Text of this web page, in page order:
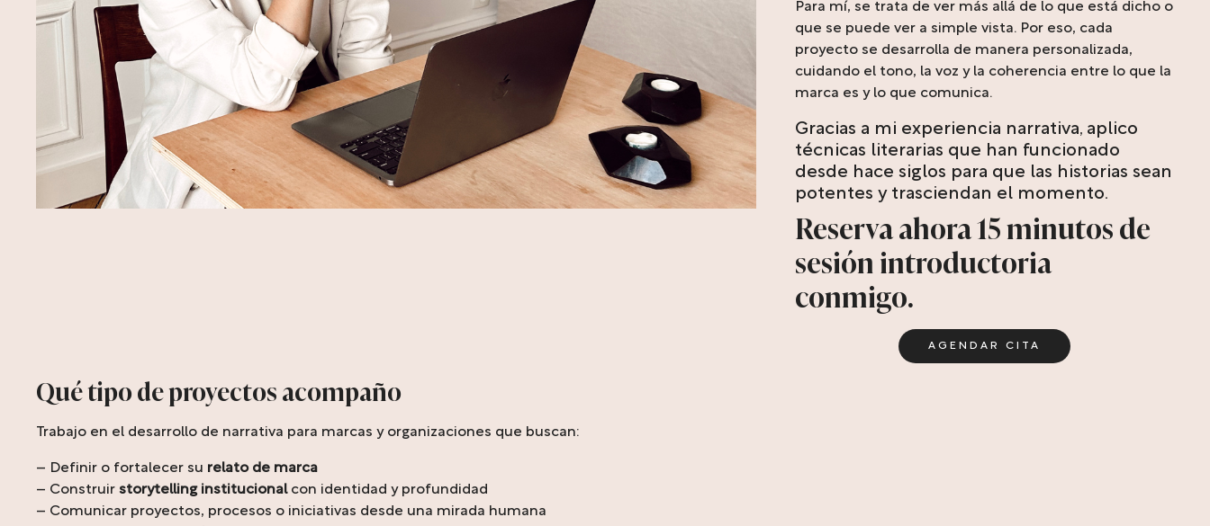
Para mí, se trata de ver más allá de lo que está dicho o
que se puede ver a simple vista. Por eso, cada
proyecto se desarrolla de manera personalizada,
cuidando el tono, la voz y la coherencia entre lo que la
marca es y lo que comunica.
Gracias a mi experiencia narrativa, aplico
técnicas literarias que han funcionado
desde hace siglos para que las historias sean
potentes y trasciendan el momento.
Reserva ahora 15 minutos de
sesión introductoria
conmigo.
AGENDAR CITA
Qué tipo de proyectos acompaño
Trabajo en el desarrollo de narrativa para marcas y organizaciones que buscan:
– Definir o fortalecer su relato de marca
– Construir storytelling institucionalcon identidad y profundidad
– Comunicar proyectos, procesos o iniciativas desde una mirada humana